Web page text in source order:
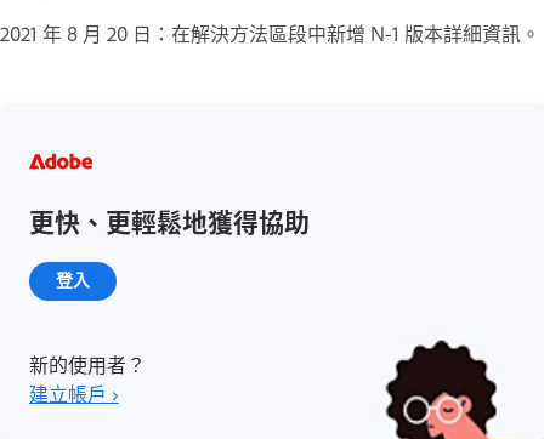
2021 年 8 月 20 日：在解決方法區段中新增 N-1 版本詳細資訊。
更快、更輕鬆地獲得協助
登入
新的使用者？
建立帳戶 ›